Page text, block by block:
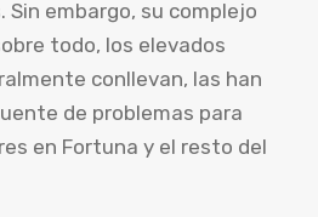
Sin embargo, su complejo
todo, los elevados
conllevan, las han
de problemas para
en Fortuna y el resto del